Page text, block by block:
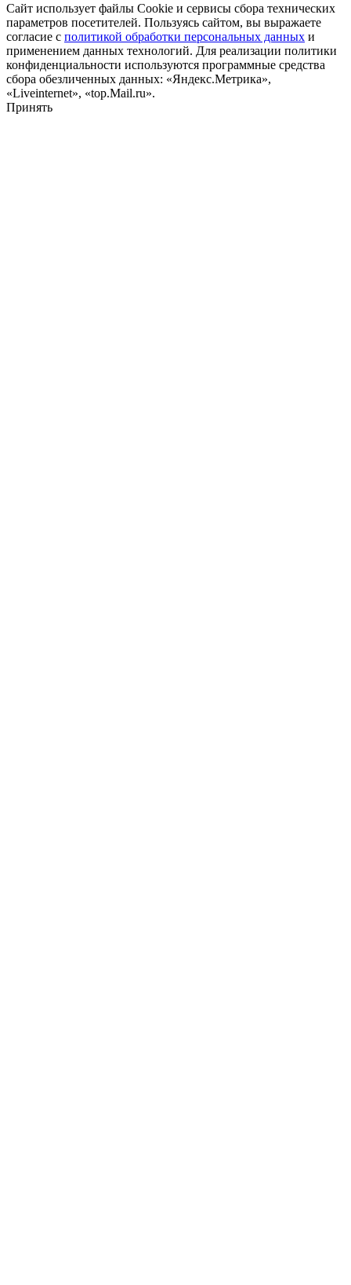
Сайт использует файлы Cookie и сервисы сбора технических
параметров посетителей. Пользуясь сайтом, вы выражаете
согласие с политикой обработки персональных данных и
применением данных технологий. Для реализации политики
конфиденциальности используются программные средства
сбора обезличенных данных: «Яндекс.Метрика»,
«Liveinternet», «top.Mail.ru».
Принять